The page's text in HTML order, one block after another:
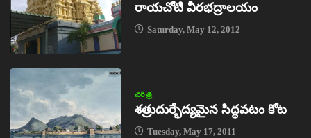
రాయచోటి వీరభద్రాలయం
Saturday, May 12, 2012
చరిత్ర
శత్రుదుర్భేద్యమైన సిద్ధవటం కోట
Tuesday, May 17, 2011